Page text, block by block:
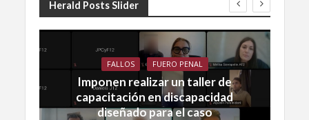
Herald Posts Slider
FALLOS FUERO PENAL
Imponen realizar un taller de
capacitación en discapacidad
diseñado para el caso